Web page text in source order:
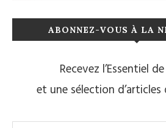
ABONNEZ-VOUS À LA
Recevez l’Essentiel
et une sélection